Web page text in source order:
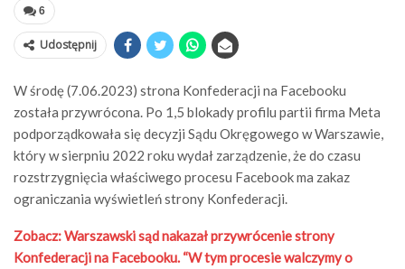
6
Udostępnij
W środę (7.06.2023) strona Konfederacji na Facebooku
została przywrócona. Po 1,5 blokady profilu partii firma Meta
podporządkowała się decyzji Sądu Okręgowego w Warszawie,
który w sierpniu 2022 roku wydał zarządzenie, że do czasu
rozstrzygnięcia właściwego procesu Facebook ma zakaz
ograniczania wyświetleń strony Konfederacji.
Zobacz: Warszawski sąd nakazał przywrócenie strony
Konfederacji na Facebooku. “W tym procesie walczymy o